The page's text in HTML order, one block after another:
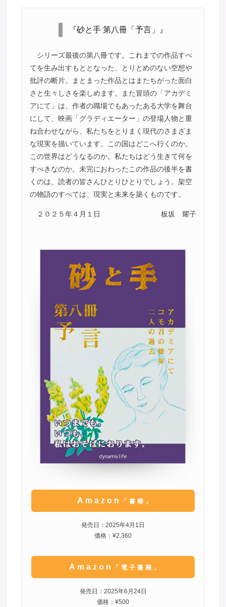
『砂と手 第八冊「予言」』
シリーズ最後の第八冊です。これまでの作品すべ
てを生み出すもととなった、とりとめのない空想や
批評の断片。まとまった作品とはまたちがった面白
さと生々しさを楽しめます。また冒頭の「アカデミ
アにて」は、作者の職場でもあったある大学を舞台
にして、映画「グラディエーター」の登場人物と重
ね合わせながら、私たちをとりまく現代のさまざま
な現実を描いています。この国はどこへ行くのか。
この世界はどうなるのか。私たちはどう生きて何を
すべきなのか。未完におわったこの作品の後半を書
くのは、読者の皆さんひとりひとりでしょう。架空
の物語のすべては、現実と未来を築くものです。
２０２５年４月１日 板坂 耀子
Amazon 「書籍」
発売日：2025年4月1日
価格：¥2,360
Amazon 「電子書籍」
発売日：2025年6月24日
価格：¥500